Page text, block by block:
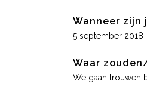
Wanneer zijn
5 september 2018
Waar
We gaan trouwen